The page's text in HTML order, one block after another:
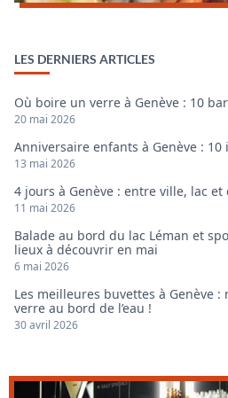
LES DERNIERS ARTICLES
Où boire un verre à Genève : 10
20 mai 2026
Anniversaire enfants à Genève :
13 mai 2026
4 jours à Genève : entre ville, lac et
11 mai 2026
Balade au bord du lac Léman et
lieux à découvrir en mai
6 mai 2026
Les meilleures buvettes à Genève
verre au bord de l’eau !
30 avril 2026